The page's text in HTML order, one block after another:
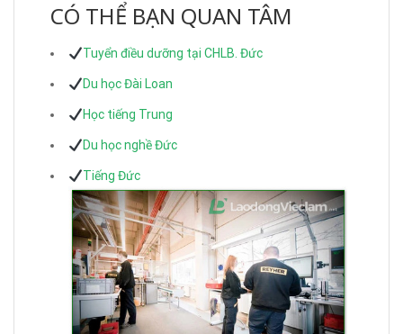
CÓ THỂ BẠN QUAN TÂM
Tuyển điều dưỡng tại CHLB. Đức
Du học Đài Loan
Học tiếng Trung
Du học nghề Đức
Tiếng Đức